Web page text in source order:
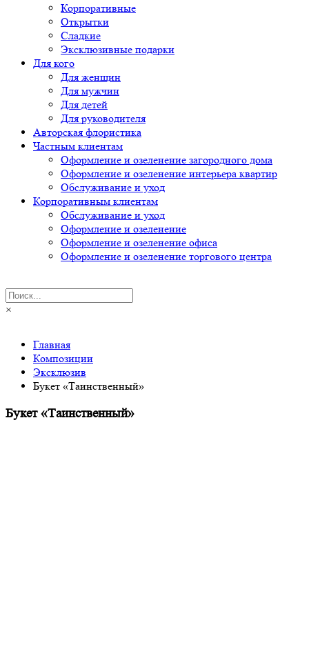
Корпоративные
Открытки
Сладкие
Эксклюзивные подарки
Для кого
Для женщин
Для мужчин
Для детей
Для руководителя
Авторская флористика
Частным клиентам
Оформление и озеленение загородного дома
Оформление и озеленение интерьера квартир
Обслуживание и уход
Корпоративным клиентам
Обслуживание и уход
Оформление и озеленение
Оформление и озеленение офиса
Оформление и озеленение торгового центра
×
Главная
Композиции
Эксклюзив
Букет «Таинственный»
Букет «Таинственный»